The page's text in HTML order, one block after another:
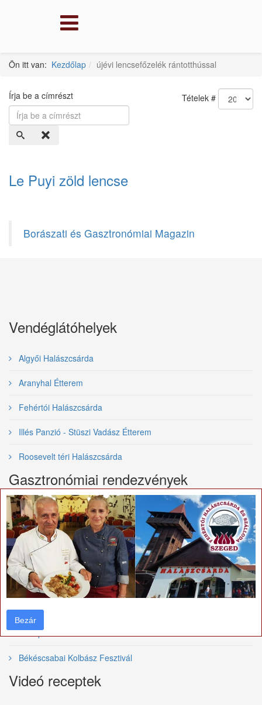
Ön itt van: Kezdőlap újévi lencsefőzelék rántotthússal
Írja be a címrészt Tételek #
Le Puyi zöld lencse
Borászati és Gasztronómiai Magazin
Vendéglátóhelyek
Algyői Halászcsárda
Aranyhal Étterem
Fehértói Halászcsárda
Illés Panzió - Stüszi Vadász Étterem
Roosevelt téri Halászcsárda
Gasztronómiai rendezvények
Nemzetközi Tiszai Halfesztivál
Bajai Halfőző Fesztivál
Szegedi Borfesztivál
Villányi vörösborfesztivál
Tolcsvai Borfesztivál
Budapesti Borfesztivál
Békéscsabai Kolbász Fesztivál
Videó receptek
×
Bezár
Bezár